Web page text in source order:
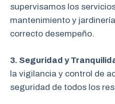
supervisamos los
mantenimiento y
correcto desempeño.
3. Seguridad y
la vigilancia y control de
seguridad de todos los